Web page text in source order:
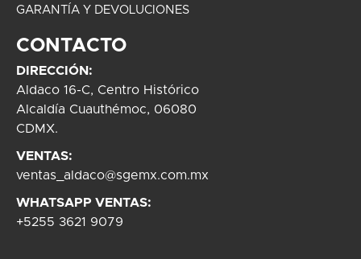
GARANTÍA Y DEVOLUCIONES
CONTACTO
DIRECCIÓN:
Aldaco 16-C, Centro Histórico
Alcaldía Cuauthémoc, 06080
CDMX.
VENTAS:
ventas_aldaco@sgemx.com.mx
WHATSAPP VENTAS:
+5255 3621 9079